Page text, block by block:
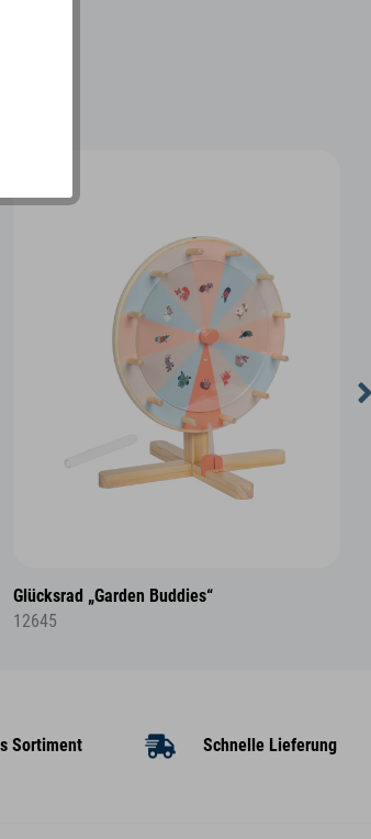
Glücksrad „Garden Buddies“
12645
Sortiment Schnelle Lieferung